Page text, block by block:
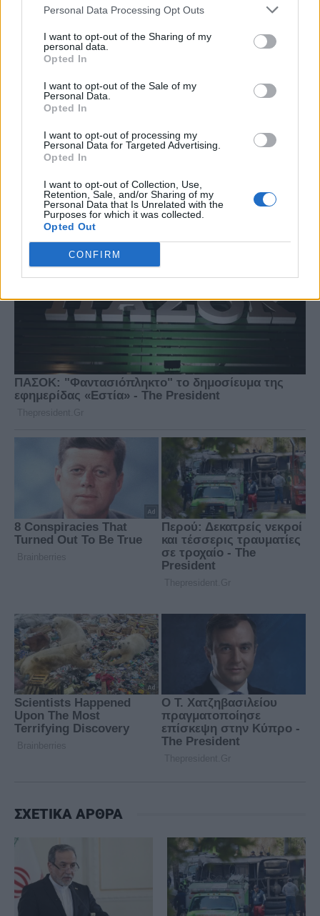
Personal Data Processing Opt Outs
I want to opt-out of the Sharing of my
personal data.
Opted In
I want to opt-out of the Sale of my
Personal Data.
Opted In
I want to opt-out of processing my
Personal Data for Targeted Advertising.
Opted In
I want to opt-out of Collection, Use,
Retention, Sale, and/or Sharing of my
Personal Data that Is Unrelated with the
Purposes for which it was collected.
Opted Out
CONFIRM
ΣΧΕΤΙΚΑ ΑΡΘΡΑ